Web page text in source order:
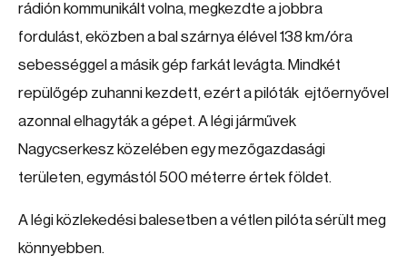
rádión kommunikált volna, megkezdte a jobbra
fordulást, eközben a bal szárnya élével 138 km/óra
sebességgel a másik gép farkát levágta. Mindkét
repülőgép zuhanni kezdett, ezért a pilóták ejtőernyővel
azonnal elhagyták a gépet. A légi járművek
Nagycserkesz közelében egy mezőgazdasági
területen, egymástól 500 méterre értek földet.
A légi közlekedési balesetben a vétlen pilóta sérült meg
könnyebben.